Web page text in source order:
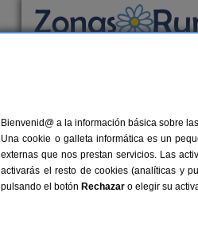
Casa Rural Doña
Casa Rural en
Alquiler completo 6-
Bienvenid@ a la información básica sobre
Una cookie o galleta informática es un
externas que nos prestan servicios. Las
activarás el resto de cookies (analíticas y
pulsando el botón Rechazar o elegir su